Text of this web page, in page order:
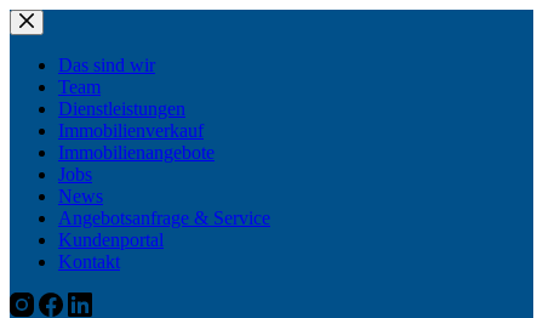
Zum
Inhalt
springenDas sind wir
Team
Dienstleistungen
Immobilienverkauf
Immobilienangebote
Jobs
News
Angebotsanfrage & Service
Kundenportal
Kontakt